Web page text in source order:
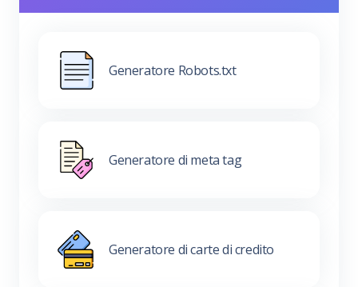
Generatore Robots.txt
Generatore di meta tag
Generatore di carte di credito